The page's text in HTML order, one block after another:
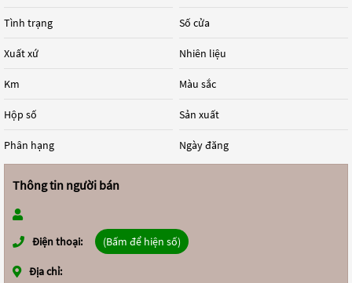
Tình trạng
Xuất xứ
Km
Hộp số
Phân hạng
Số cửa
Nhiên liệu
Màu sắc
Sản xuất
Ngày đăng
Thông tin người bán
Điện thoại: (Bấm để hiện số)
Địa chỉ: